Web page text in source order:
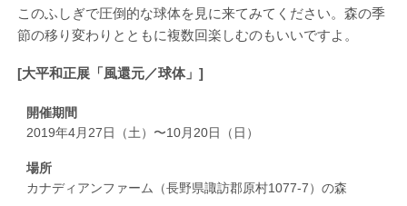
このふしぎで圧倒的な球体を見に来てみてください。森の季
節の移り変わりとともに複数回楽しむのもいいですよ。
[大平和正展「風還元／球体」]
開催期間
2019年4月27日（土）〜10月20日（日）
場所
カナディアンファーム（長野県諏訪郡原村1077-7）の森